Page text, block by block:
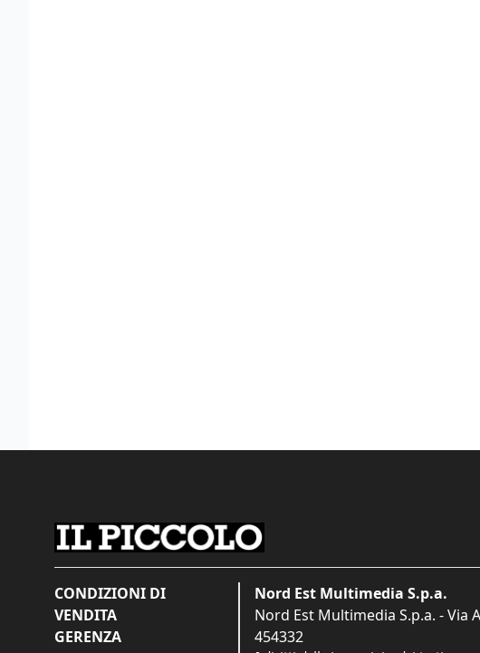
CONDIZIONI DI
VENDITA
GERENZA
Nord Est Multimedia S.p.a.
Nord Est Multimedia S.p.a. - Via
454332